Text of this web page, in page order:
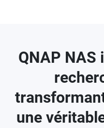
QNAP NAS
une